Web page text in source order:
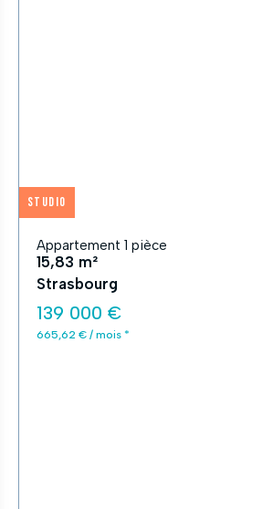
Studio
Appartement 1 pièce
15,83 m²
Strasbourg
139 000 €
665,62 € / mois *